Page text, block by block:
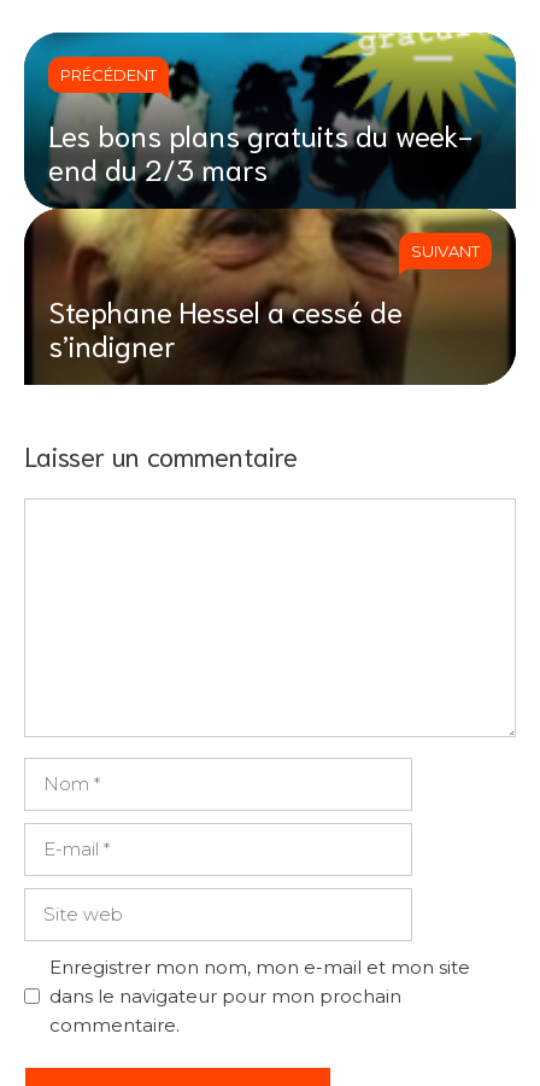
PRÉCÉDENT
Les bons plans gratuits du week-
end du 2/3 mars
SUIVANT
Stephane Hessel a cessé de
s’indigner
Laisser un commentaire
Enregistrer mon nom, mon e-mail et mon site
dans le navigateur pour mon prochain
commentaire.